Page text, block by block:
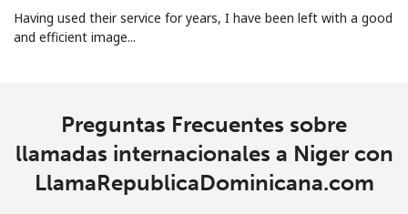
Having used their service for years, I have been left with a good
and efficient image...
Preguntas Frecuentes sobre
llamadas internacionales a Niger con
LlamaRepublicaDominicana.com